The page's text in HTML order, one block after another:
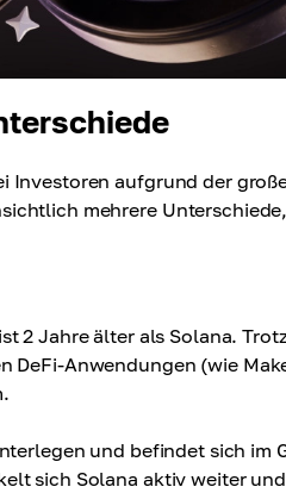
Investoren aufgrund der
mehrere
2 Jahre älter als Solana.
Anwendungen (wie
und befindet sich im
sich Solana aktiv weiter